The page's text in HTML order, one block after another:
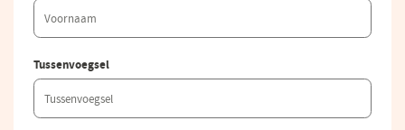
Tussenvoegsel